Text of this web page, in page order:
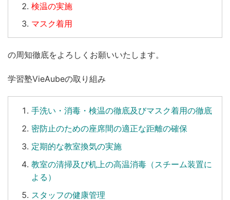
検温の実施
マスク着用
の周知徹底をよろしくお願いいたします。
学習塾VieAubeの取り組み
手洗い ・ 消毒 ・ 検温の徹底及びマスク着用の徹底
密防止のための座席間の適正な距離の確保
定期的な教室換気の実施
教室の清掃及び机上の高温消毒（スチーム装置に
よる）
スタッフの健康管理